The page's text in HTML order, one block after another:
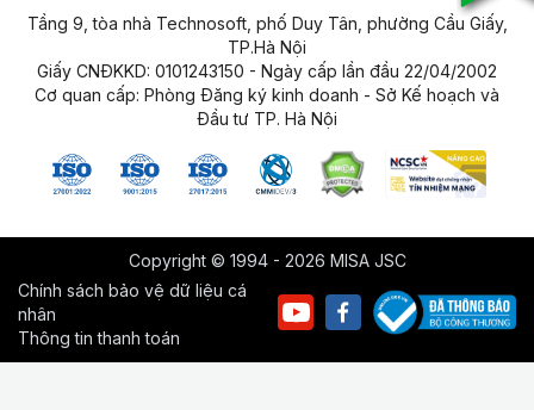
Tầng 9, tòa nhà Technosoft, phố Duy Tân, phường Cầu Giấy,
TP.Hà Nội
Giấy CNĐKKD: 0101243150 - Ngày cấp lần đầu 22/04/2002
Cơ quan cấp: Phòng Đăng ký kinh doanh - Sở Kế hoạch và
Đầu tư TP. Hà Nội
Copyright © 1994 - 2026 MISA JSC
Chính sách bảo vệ dữ liệu cá
nhân
Thông tin thanh toán